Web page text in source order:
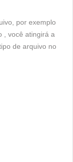
por exemplo
, você atingirá a
de arquivo no